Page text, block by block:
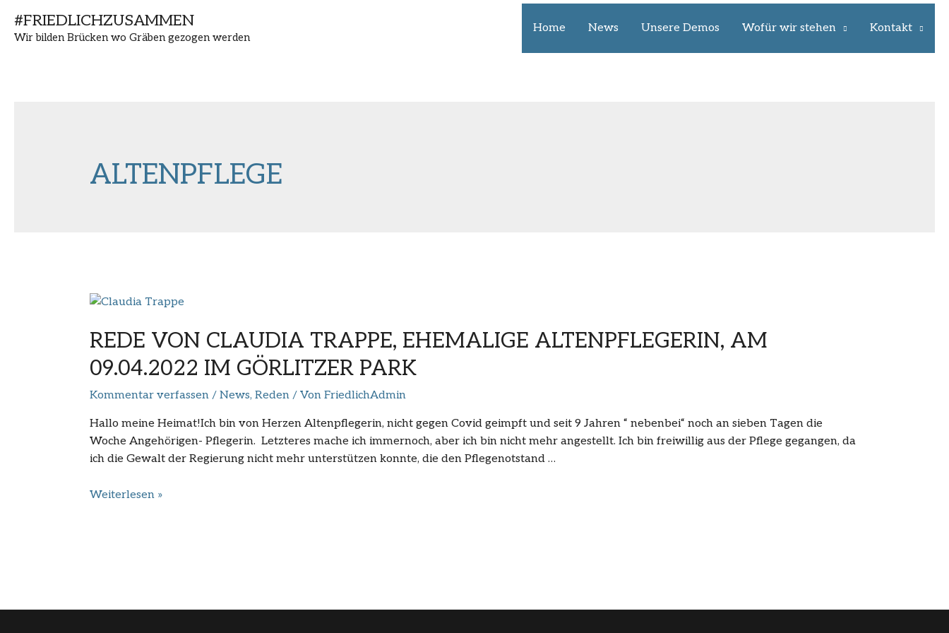
Inhalt
springen
#FRIEDLICHZUSAMMEN
Wir bilden Brücken wo Gräben gezogen werden
Home News Unsere Demos Wofür wir stehen Kontakt
ALTENPFLEGE
REDE VON CLAUDIA TRAPPE, EHEMALIGE ALTENPFLEGERIN, AM
09.04.2022 IM GÖRLITZER PARK
Kommentar verfassen / News, Reden/ Von FriedlichAdmin
Hallo meine Heimat!Ich bin von Herzen Altenpflegerin, nicht gegen Covid geimpft und seit 9 Jahren “ nebenbei“ noch an sieben Tagen die
Woche Angehörigen- Pflegerin. Letzteres mache ich immernoch, aber ich bin nicht mehr angestellt. Ich bin freiwillig aus der Pflege gegangen, da
ich die Gewalt der Regierung nicht mehr unterstützen konnte, die den Pflegenotstand …
Rede
Weiterlesen »